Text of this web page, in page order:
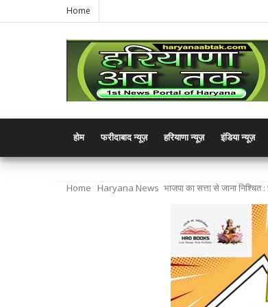
Home
होम फरीदाबाद न्यूज़ हरियाणा न्यूज़ इंडिया न्यूज़
Home Haryana News भाजपा का सत्ता से जाना निश्चित